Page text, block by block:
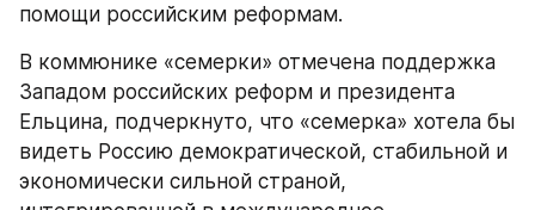
помощи российским реформам.
В коммюнике «семерки» отмечена поддержка
Западом российских реформ и президента
Ельцина, подчеркнуто, что «семерка» хотела бы
видеть Россию демократической, стабильной и
экономически сильной страной,